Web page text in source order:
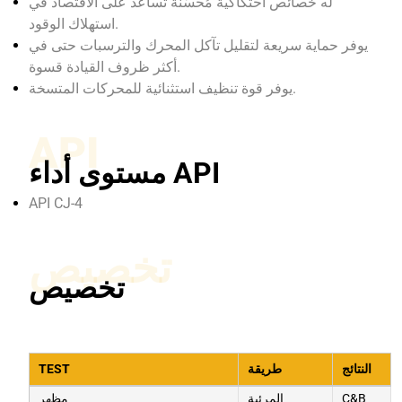
استهلاك الوقود.
يوفر حماية سريعة لتقليل تآكل المحرك والترسبات حتى في
أكثر ظروف القيادة قسوة.
يوفر قوة تنظيف استثنائية للمحركات المتسخة.
API مستوى أداء API
API CJ-4
تخصيص
تخصيص
TEST طريقة النتائج
مظهر المرئية C&B